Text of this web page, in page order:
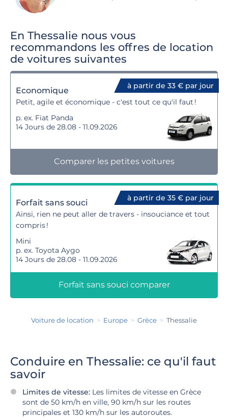
En Thessalie nous vous
recommandons les offres de location
de voitures suivantes
à partir de 33 € par jour
Economique
Petit, agile et économique - c'est tout ce qu'il faut !
p. ex. Fiat Panda
14 Jours de 28.08 - 11.09.2026
Comparer les petites voitures
à partir de 35 € par jour
Forfait sans souci
Ainsi, rien ne peut aller de travers - insouciance et tout
compris !
Mini
p. ex. Toyota Aygo
14 Jours de 28.08 - 11.09.2026
Forfait sans souci comparer
Voiture de location Europe Grèce Thessalie
Conduire en Thessalie: ce qu'il faut
savoir
Limites de vitesse: Les limites de vitesse en Grèce
sont de 50 km/h en ville, 90 km/h sur les routes
principales et 130 km/h sur les autoroutes.